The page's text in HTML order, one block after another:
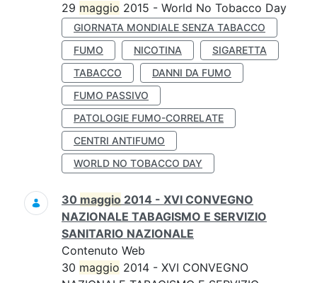
29 maggio 2015 - World No Tobacco Day
GIORNATA MONDIALE SENZA TABACCO
FUMO
NICOTINA
SIGARETTA
TABACCO
DANNI DA FUMO
FUMO PASSIVO
PATOLOGIE FUMO-CORRELATE
CENTRI ANTIFUMO
WORLD NO TOBACCO DAY
30 maggio 2014 - XVI CONVEGNO
NAZIONALE TABAGISMO E SERVIZIO
SANITARIO NAZIONALE
Contenuto Web
30 maggio 2014 - XVI CONVEGNO